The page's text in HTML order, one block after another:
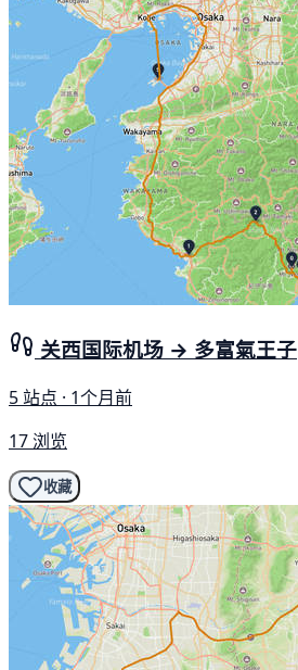
关西国际机场 → 多富氣王子
5 站点 · 1个月前
17 浏览
收藏